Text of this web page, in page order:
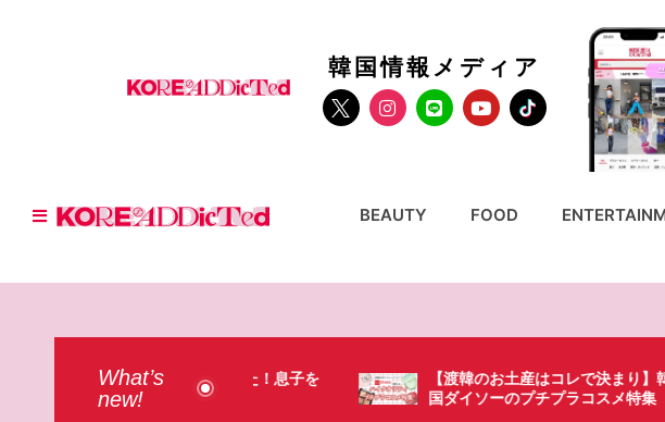
韓国情報メディア
BEAUTY FOOD
What’s
new!
小学校がすごすぎた！息子を
てみて驚いたこと
【渡韓のお土産はコレで決まり】韓
国ダイソーのプチプラコスメ特集